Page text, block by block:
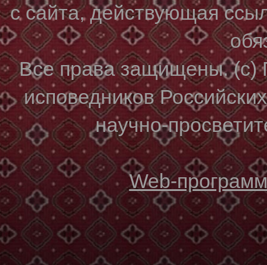
с сайта, действующая
Все права защищены. (с)
исповедников
научно-
Web-